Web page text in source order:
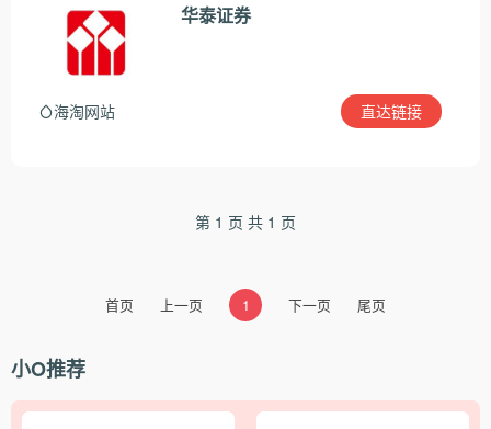
华泰证券
海淘网站 直达链接
第 1 页 共 1 页
首页 上一页 1 下一页 尾页
小O推荐